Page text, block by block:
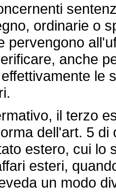
ordinarie o
pervengono
anche
le
il terzo
dell'art. 5
estero, cui lo
esteri,
un modo